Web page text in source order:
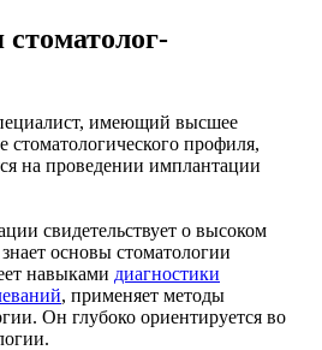
имеющий высшее
стоматологического профиля,
на проведении имплантации
свидетельствует о высоком
основы стоматологии
навыками диагностики
, применяет методы
Он глубоко ориентируется во